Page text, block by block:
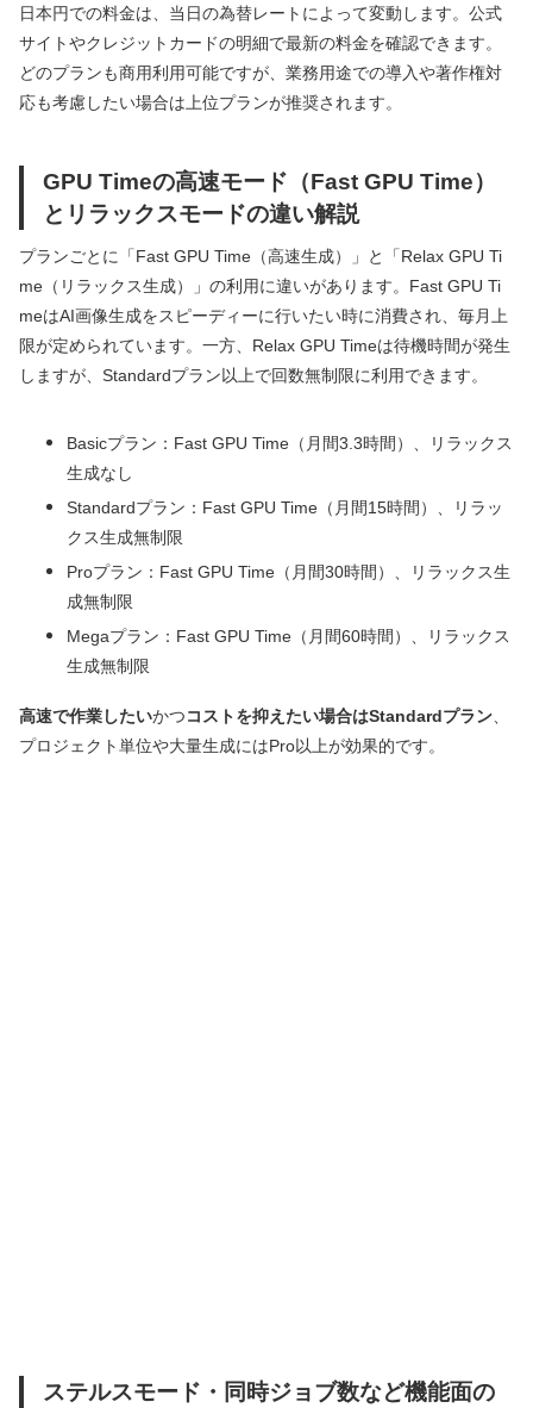
日本円での料金は、当日の為替レートによって変動します。公式
サイトやクレジットカードの明細で最新の料金を確認できます。
どのプランも商用利用可能ですが、業務用途での導入や著作権対
応も考慮したい場合は上位プランが推奨されます。
GPU Timeの高速モード（Fast GPU Time）
とリラックスモードの違い解説
プランごとに「Fast GPU Time（高速生成）」と「Relax GPU Ti
me（リラックス生成）」の利用に違いがあります。Fast GPU Ti
meはAI画像生成をスピーディーに行いたい時に消費され、毎月上
限が定められています。一方、Relax GPU Timeは待機時間が発生
しますが、Standardプラン以上で回数無制限に利用できます。
Basicプラン：Fast GPU Time（月間3.3時間）、リラックス
生成なし
Standardプラン：Fast GPU Time（月間15時間）、リラッ
クス生成無制限
Proプラン：Fast GPU Time（月間30時間）、リラックス生
成無制限
Megaプラン：Fast GPU Time（月間60時間）、リラックス
生成無制限
高速で作業したいかつコストを抑えたい場合はStandardプラン
プロジェクト単位や大量生成にはPro以上が効果的です。
ステルスモード・同時ジョブ数など機能面の